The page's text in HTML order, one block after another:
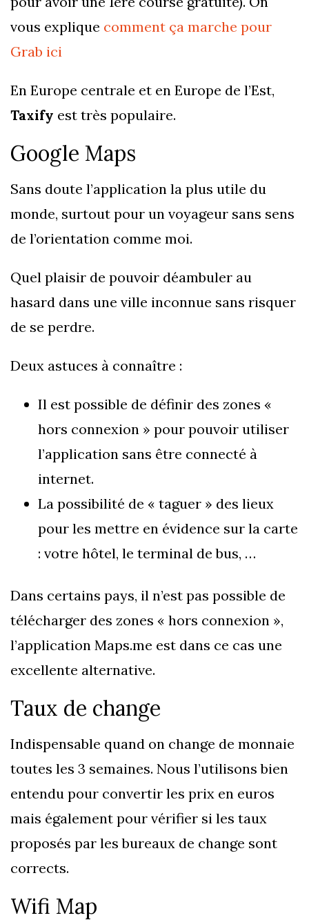
vous explique comment ça marche pour
Grab ici
En Europe centrale et en Europe de l’Est,
Taxify est très populaire.
Google Maps
Sans doute l’application la plus utile du
monde, surtout pour un voyageur sans sens
de l’orientation comme moi.
Quel plaisir de pouvoir déambuler au
hasard dans une ville inconnue sans risquer
de se perdre.
Deux astuces à connaître :
Il est possible de définir des zones «
hors connexion » pour pouvoir utiliser
l’application sans être connecté à
internet.
La possibilité de « taguer » des lieux
pour les mettre en évidence sur la carte
: votre hôtel, le terminal de bus, …
Dans certains pays, il n’est pas possible de
télécharger des zones « hors connexion »,
l’application Maps.me est dans ce cas une
excellente alternative.
Taux de change
Indispensable quand on change de monnaie
toutes les 3 semaines. Nous l’utilisons bien
entendu pour convertir les prix en euros
mais également pour vérifier si les taux
proposés par les bureaux de change sont
corrects.
Wifi Map